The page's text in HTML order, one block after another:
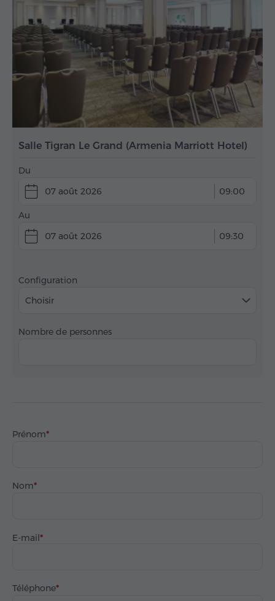
Salle Tigran Le Grand (Armenia Marriott Hotel)
Du
07 août 2026
09:00
Au
07 août 2026
09:30
Configuration
Choisir
Nombre de personnes
Prénom
Nom
E-mail
Téléphone